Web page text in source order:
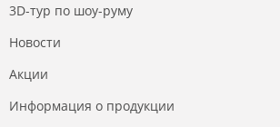
3D-тур по шоу-руму
Новости
Акции
Информация о продукции